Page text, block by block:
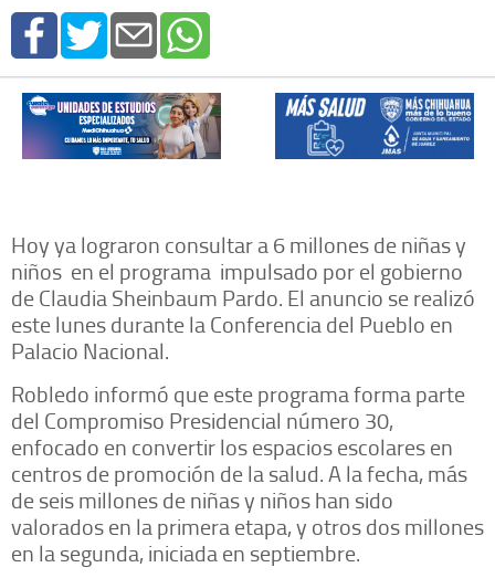
Hoy ya lograron consultar a 6 millones de niñas y
niños en el programa impulsado por el gobierno
de Claudia Sheinbaum Pardo. El anuncio se realizó
este lunes durante la Conferencia del Pueblo en
Palacio Nacional.
Robledo informó que este programa forma parte
del Compromiso Presidencial número 30,
enfocado en convertir los espacios escolares en
centros de promoción de la salud. A la fecha, más
de seis millones de niñas y niños han sido
valorados en la primera etapa, y otros dos millones
en la segunda, iniciada en septiembre.